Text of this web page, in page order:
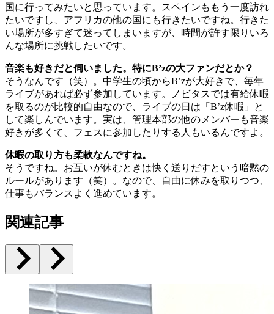
国に行ってみたいと思っています。スペインももう一度訪れ
たいですし、アフリカの他の国にも行きたいですね。行きた
い場所が多すぎて迷ってしまいますが、時間が許す限りいろ
んな場所に挑戦したいです。
音楽も好きだと伺いました。特にB’zの大ファンだとか？
そうなんです（笑）。中学生の頃からB’zが大好きで、毎年
ライブがあれば必ず参加しています。ノビタスでは有給休暇
を取るのが比較的自由なので、ライブの日は「B’z休暇」と
して楽しんでいます。実は、管理本部の他のメンバーも音楽
好きが多くて、フェスに参加したりする人もいるんですよ。
休暇の取り方も柔軟なんですね。
そうですね。お互いが休むときは快く送りだすという暗黙の
ルールがあります（笑）。なので、自由に休みを取りつつ、
仕事もバランスよく進めています。
関連記事